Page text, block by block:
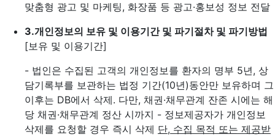
맞춤형 광고 및 마케팅, 화장품 등 광고·홍보성 정보 전달
3.개인정보의 보유 및 이용기간 및 파기절차 및 파기방법
[보유 및 이용기간]
- 법인은 수집된 고객의 개인정보를 환자의 명부 5년, 상
담기록부를 보관하는 법정 기간(10년)동안만 보유하며 그
이후는 DB에서 삭제. 다만, 채권·채무관계 잔존 시에는 해
당 채권·채무관계 정산 시까지 - 정보제공자가 개인정보
삭제를 요청할 경우 즉시 삭제 단, 수집 목적 또는 제공받